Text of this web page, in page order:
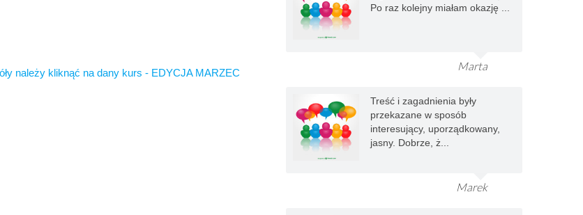
należy kliknąć na dany kurs - EDYCJA MARZEC
Po raz kolejny miałam okazję ...
Marta
Treść i zagadnienia były
przekazane w sposób
interesujący, uporządkowany,
jasny. Dobrze, ż...
Marek